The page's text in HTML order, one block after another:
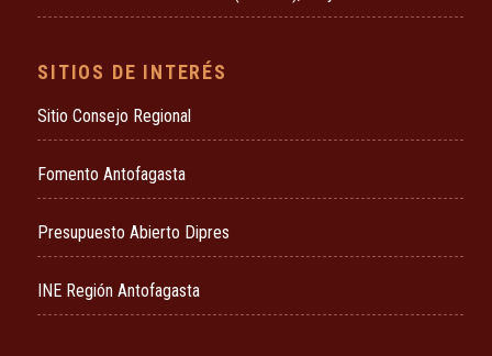
SITIOS DE INTERÉS
Sitio Consejo Regional
Fomento Antofagasta
Presupuesto Abierto Dipres
INE Región Antofagasta